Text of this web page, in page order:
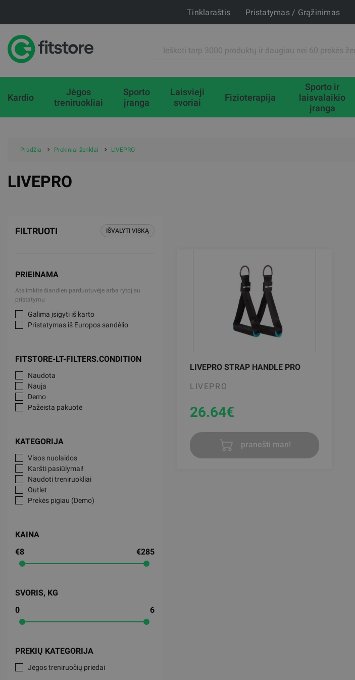
Tinklaraštis Pristatymas / Grąžinimas
Kardio
Jėgos
treniruokliai
Sporto
įranga
Laisvieji
svoriai
Fizioterapija
Sporto ir
laisvalaikio
įranga
Pradžia Prekiniai ženklai LIVEPRO
LIVEPRO
FILTRUOTI IŠVALYTI VISKĄ
PRIEINAMA
Atsiimkite šiandien parduotuvėje arba rytoj su
pristatymu
Galima įsigyti iš karto
Pristatymas iš Europos sandėlio
FITSTORE-LT-FILTERS.CONDITION
Naudota
Nauja
Demo
Pažeista pakuotė
KATEGORIJA
Visos nuolaidos
Karšti pasiūlymai!
Naudoti treniruokliai
Outlet
Prekės pigiau (Demo)
KAINA
€8
€285
SVORIS, KG
0
6
PREKIŲ KATEGORIJA
Jėgos treniruočių priedai
LIVEPRO STRAP HANDLE PRO
LIVEPRO
26.64€
pranešti man!